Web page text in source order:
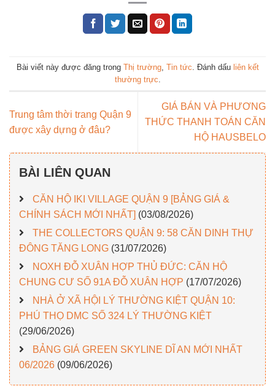
Bài viết này được đăng trong Thị trường, Tin tức . Đánh dấu liên kết
thường trực
Trung tâm thời trang Quận 9
được xây dựng ở đâu?
GIÁ BÁN VÀ PHƯƠNG
THỨC THANH TOÁN CĂN
HỘ HAUSBELO
BÀI LIÊN QUAN
CĂN HỘ IKI VILLAGE QUẬN 9 [BẢNG GIÁ &
CHÍNH SÁCH MỚI NHẤT] (03/08/2026)
THE COLLECTORS QUẬN 9: 58 CĂN DINH THỰ
ĐÔNG TĂNG LONG (31/07/2026)
NOXH ĐỖ XUÂN HỢP THỦ ĐỨC: CĂN HỘ
CHUNG CƯ SỐ 91A ĐỖ XUÂN HỢP (17/07/2026)
NHÀ Ở XÃ HỘI LÝ THƯỜNG KIỆT QUẬN 10:
PHÚ THỌ DMC SỐ 324 LÝ THƯỜNG KIỆT
(29/06/2026)
BẢNG GIÁ GREEN SKYLINE DĨ AN MỚI NHẤT
06/2026 (09/06/2026)